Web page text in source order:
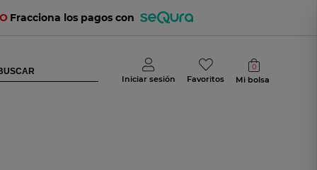
Fracciona los pagos con
Iniciar sesión Favoritos
0
Mi bolsa